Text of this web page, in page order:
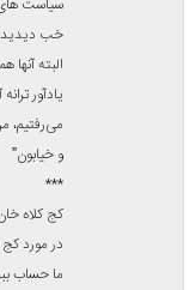
آقای
نبود، اما
هسته ای
حواسمان
ما اینهمه
دلواپسیم